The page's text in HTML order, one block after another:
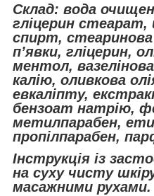
Склад: вода
гліцерин
спирт,
п’явки, гліцерин,
ментол,
калію, оливкова
евкаліпту,
бензоат натрію,
метилпарабен,
пропілпарабен,
Інструкція із
на суху чисту
масажними рухами.